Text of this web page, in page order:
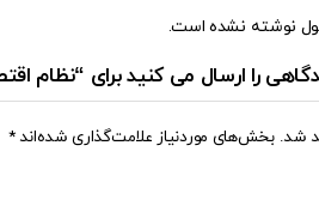
نوشته نشده است.
را ارسال می کنید برای “نظام
شد. بخش‌های موردنیاز علامت‌گذاری شده‌اند*